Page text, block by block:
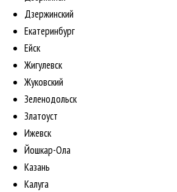
Дзержинский
Екатеринбург
Ейск
Жигулевск
Жуковский
Зеленодольск
Златоуст
Ижевск
Йошкар-Ола
Казань
Калуга